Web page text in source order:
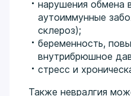
нарушения обмена
аутоиммунные
склероз);
беременность,
внутрибрюшное
стресс и
Также невралгия